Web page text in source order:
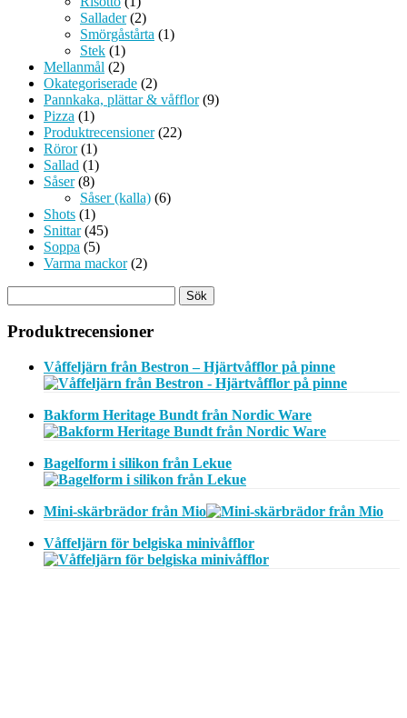
Sallader(2)
Smörgåstårta (1)
Stek (1)
Mellanmål (2)
Okategoriserade (2)
Pannkaka, plättar & våfflor(9)
Pizza (1)
Produktrecensioner(22)
Röror(1)
Sallad (1)
Såser(8)
Såser (kalla) (6)
Shots (1)
Snittar(45)
Soppa (5)
Varma mackor(2)
Produktrecensioner
Våffeljärn från Bestron – Hjärtvåfflor på pinne
Bakform Heritage Bundt från Nordic Ware
Bagelform i silikon från Lekue
Mini-skärbrädor från Mio
Våffeljärn för belgiska minivåfflor